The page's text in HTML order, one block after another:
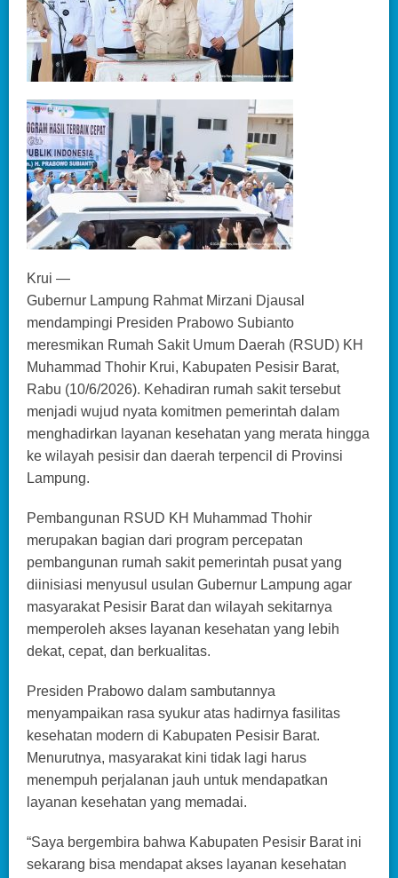
Krui —
Gubernur Lampung Rahmat Mirzani Djausal
mendampingi Presiden Prabowo Subianto
meresmikan Rumah Sakit Umum Daerah (RSUD) KH
Muhammad Thohir Krui, Kabupaten Pesisir Barat,
Rabu (10/6/2026). Kehadiran rumah sakit tersebut
menjadi wujud nyata komitmen pemerintah dalam
menghadirkan layanan kesehatan yang merata hingga
ke wilayah pesisir dan daerah terpencil di Provinsi
Lampung.
Pembangunan RSUD KH Muhammad Thohir
merupakan bagian dari program percepatan
pembangunan rumah sakit pemerintah pusat yang
diinisiasi menyusul usulan Gubernur Lampung agar
masyarakat Pesisir Barat dan wilayah sekitarnya
memperoleh akses layanan kesehatan yang lebih
dekat, cepat, dan berkualitas.
Presiden Prabowo dalam sambutannya
menyampaikan rasa syukur atas hadirnya fasilitas
kesehatan modern di Kabupaten Pesisir Barat.
Menurutnya, masyarakat kini tidak lagi harus
menempuh perjalanan jauh untuk mendapatkan
layanan kesehatan yang memadai.
“Saya bergembira bahwa Kabupaten Pesisir Barat ini
sekarang bisa mendapat akses layanan kesehatan